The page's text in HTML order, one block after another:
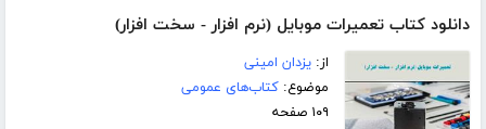
دانلود کتاب تعمیرات موبایل (نرم افزار - سخت افزار)
از:یزدان امینی
موضوع:کتاب‌های عمومی
۱۰۹ صفحه